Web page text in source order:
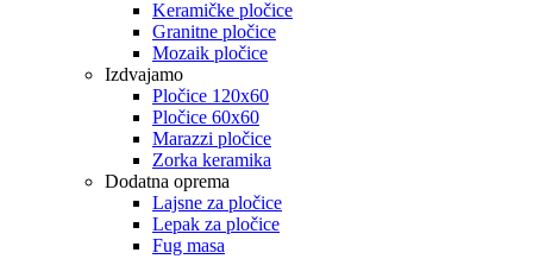
Keramičke pločice
Granitne pločice
Mozaik pločice
Izdvajamo
Pločice 120x60
Pločice 60x60
Marazzi pločice
Zorka keramika
Dodatna oprema
Lajsne za pločice
Lepak za pločice
Fug masa